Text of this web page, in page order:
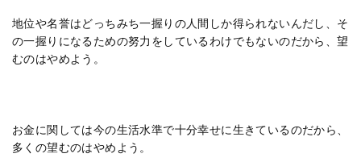
地位や名誉はどっちみち一握りの人間しか得られないんだし、そ
の一握りになるための努力をしているわけでもないのだから、望
むのはやめよう。
お金に関しては今の生活水準で十分幸せに生きているのだから、
多くの望むのはやめよう。